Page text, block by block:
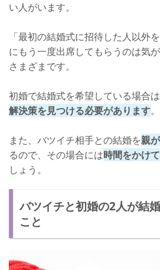
い人がいます。
「最初の結婚式に招待した人以外
にもう一度出席してもらうのは気
さまざまです。
初婚で結婚式を希望している場合は
解決策を見つける必要があります。
また、バツイチ相手との結婚を親
るので、その場合には時間をかけ
しょう。
バツイチと初婚の2人が結
こと